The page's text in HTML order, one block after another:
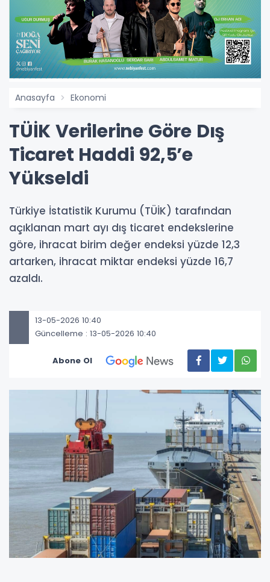
Anasayfa Ekonomi
TÜİK Verilerine Göre Dış
Ticaret Haddi 92,5’e
Yükseldi
Türkiye İstatistik Kurumu (TÜİK) tarafından
açıklanan mart ayı dış ticaret endekslerine
göre, ihracat birim değer endeksi yüzde 12,3
artarken, ihracat miktar endeksi yüzde 16,7
azaldı.
13-05-2026 10:40
Güncelleme : 13-05-2026 10:40
Abone Ol